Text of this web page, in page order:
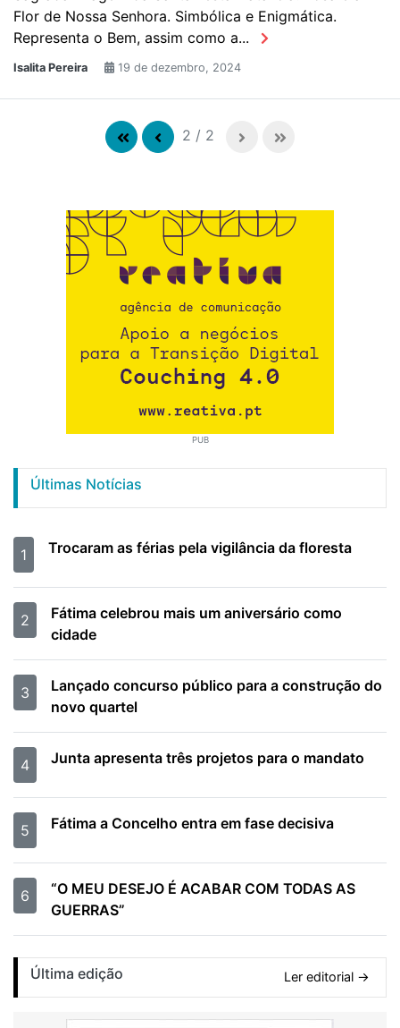
Flor de Nossa Senhora. Simbólica e Enigmática.
Representa o Bem, assim como a...
Isalita Pereira 19 de dezembro, 2024
2 / 2
PUB
Últimas Notícias
1 Trocaram as férias pela vigilância da floresta
2
Fátima celebrou mais um aniversário como
cidade
3
Lançado concurso público para a construção do
novo quartel
4 Junta apresenta três projetos para o mandato
5 Fátima a Concelho entra em fase decisiva
6
“O MEU DESEJO É ACABAR COM TODAS AS
GUERRAS”
Última edição Ler editorial →